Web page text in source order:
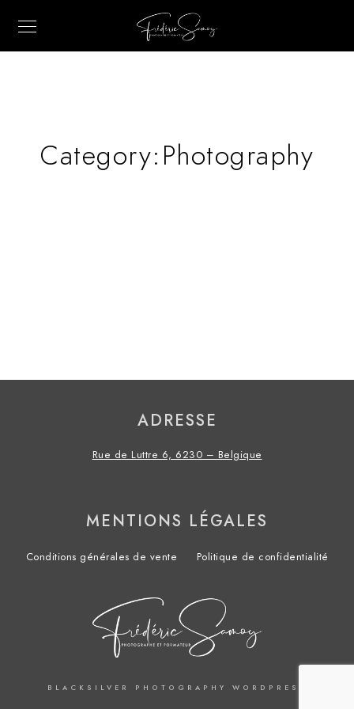
Category:Photography
ADRESSE
Rue de Luttre 6, 6230 – Belgique
MENTIONS LÉGALES
Conditions générales de vente Politique de confidentialité
BLACKSILVER PHOTOGRAPHY WORDPRESS